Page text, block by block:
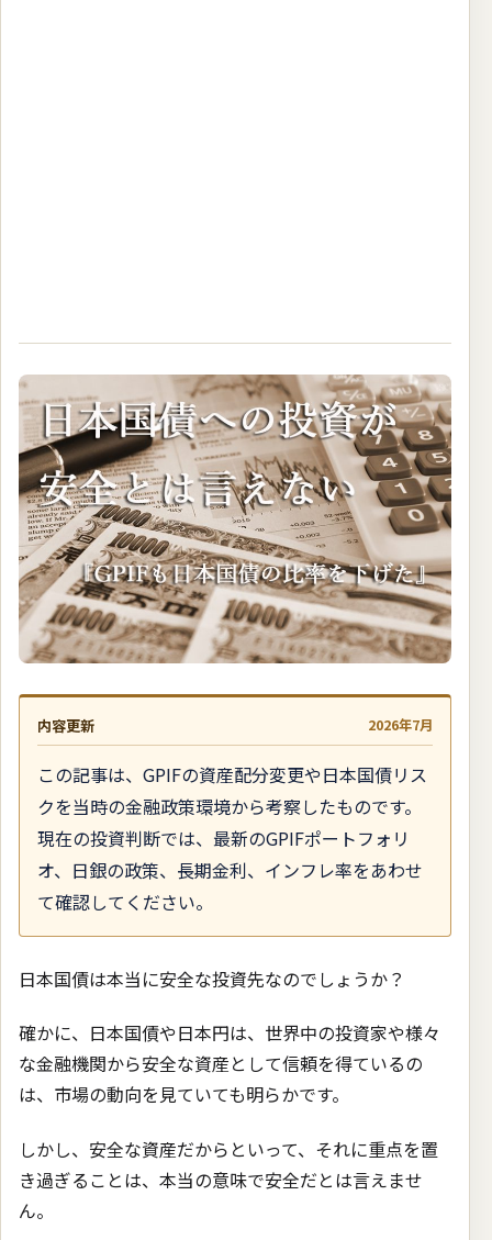
内容更新 2026年7月
この記事は、GPIFの資産配分変更や日本国債リス
クを当時の金融政策環境から考察したものです。
現在の投資判断では、最新のGPIFポートフォリ
オ、日銀の政策、長期金利、インフレ率をあわせ
て確認してください。
日本国債は本当に安全な投資先なのでしょうか？
確かに、日本国債や日本円は、世界中の投資家や様々
な金融機関から安全な資産として信頼を得ているの
は、市場の動向を見ていても明らかです。
しかし、安全な資産だからといって、それに重点を置
き過ぎることは、本当の意味で安全だとは言えませ
ん。